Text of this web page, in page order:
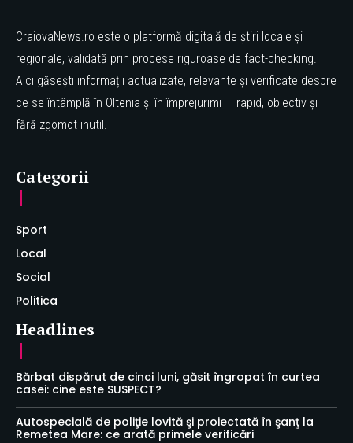
CraiovaNews.ro este o platformă digitală de știri locale și
regionale, validată prin procese riguroase de fact-checking.
Aici găsești informații actualizate, relevante și verificate despre
ce se întâmplă în Oltenia și în împrejurimi — rapid, obiectiv și
fără zgomot inutil.
Categorii
Sport
Local
Social
Politica
Headlines
Bărbat dispărut de cinci luni, găsit îngropat în curtea
casei: cine este SUSPECT?
Autospecială de poliţie lovită şi proiectată în şanţ la
Remetea Mare: ce arată primele verificări